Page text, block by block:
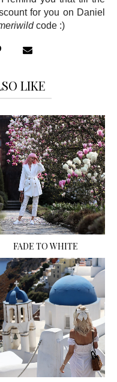
for you on Daniel
code :)
LIKE
FADE TO WHITE